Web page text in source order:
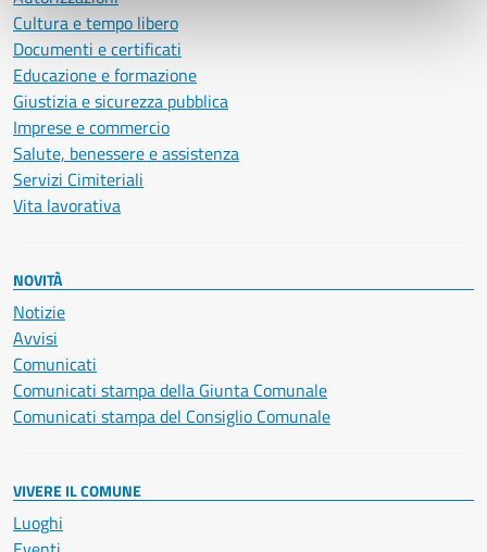
Cultura e tempo libero
Documenti e certificati
Educazione e formazione
Giustizia e sicurezza pubblica
Imprese e commercio
Salute, benessere e assistenza
Servizi Cimiteriali
Vita lavorativa
NOVITÀ
Notizie
Avvisi
Comunicati
Comunicati stampa della Giunta Comunale
Comunicati stampa del Consiglio Comunale
VIVERE IL COMUNE
Luoghi